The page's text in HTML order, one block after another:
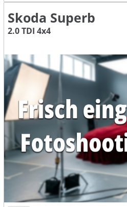
Skoda Superb
2.0 TDI 4x4